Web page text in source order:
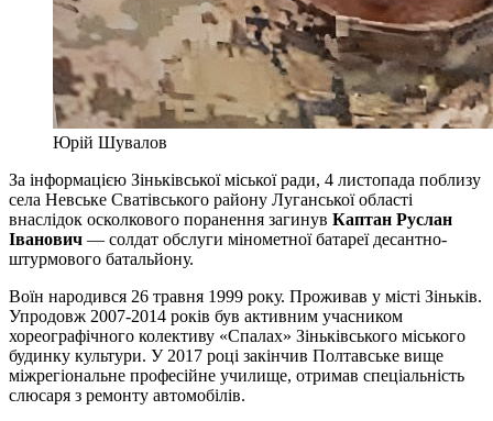
Юрій Шувалов
За інформацією Зіньківської міської ради, 4 листопада поблизу
села Невське Сватівського району Луганської області
внаслідок осколкового поранення загинув Каптан Руслан
Іванович — солдат обслуги мінометної батареї десантно-
штурмового батальйону.
Воїн народився 26 травня 1999 року. Проживав у місті Зіньків.
Упродовж 2007-2014 років був активним учасником
хореографічного колективу «Спалах» Зіньківського міського
будинку культури. У 2017 році закінчив Полтавське вище
міжрегіональне професійне училище, отримав спеціальність
слюсаря з ремонту автомобілів.